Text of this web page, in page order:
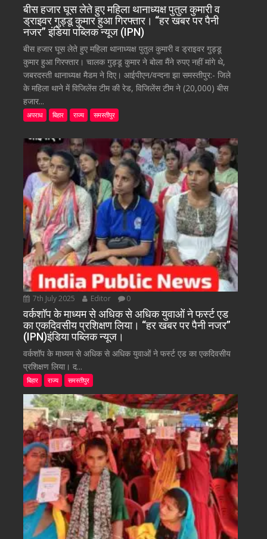
बीस हजार घूस लेते हुए महिला थानाध्यक्ष पुतुल कुमारी व
ड्राइवर गुड्डू कुमार हुआ गिरफ्तार। “हर खबर पर पैनी
नजर” इंडिया पब्लिक न्यूज (IPN)
बीस हजार घूस लेते हुए महिला थानाध्यक्ष पुतुल कुमारी व ड्राइवर गुड्डू
कुमार हुआ गिरफ्तार। चालक गुड्डू कुमार ने बोला मैंने रुपए नहीं मांगे थे,
जबरदस्ती थानाध्यक्ष मैडम ने दिए। आईपीएन/वन्दना झा समस्तीपुर:- जिले
के महिला थाने में विजिलेंस टीम की रेड, विजिलेंस टीम ने (20,000) बीस
हजार...
अपराध बिहार राज्य समस्तीपुर
7th July 2025 Editor 0
वर्कशॉप के माध्यम से अधिक से अधिक युवाओं ने फर्स्ट एड
का एकदिवसीय प्रशिक्षण लिया। “हर खबर पर पैनी नजर”
(IPN)इंडिया पब्लिक न्यूज।
वर्कशॉप के माध्यम से अधिक से अधिक युवाओं ने फर्स्ट एड का एकदिवसीय
प्रशिक्षण लिया। द...
बिहार राज्य समस्तीपुर